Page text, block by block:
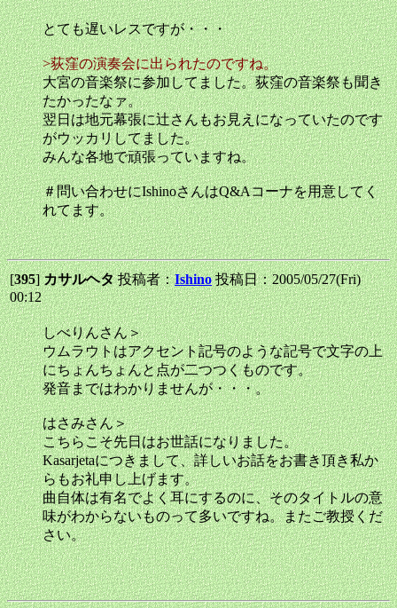
とても遅いレスですが・・・
>荻窪の演奏会に出られたのですね。
大宮の音楽祭に参加してました。荻窪の音楽祭も聞き
たかったなァ。
翌日は地元幕張に辻さんもお見えになっていたのです
がウッカリしてました。
みんな各地で頑張っていますね。
＃問い合わせにIshinoさんはQ&Aコーナを用意してく
れてます。
[395]カサルヘタ投稿者：Ishino 投稿日：2005/05/27(Fri)
00:12
しべりんさん＞
ウムラウトはアクセント記号のような記号で文字の上
にちょんちょんと点が二つつくものです。
発音まではわかりませんが・・・。
はさみさん＞
こちらこそ先日はお世話になりました。
Kasarjetaにつきまして、詳しいお話をお書き頂き私か
らもお礼申し上げます。
曲自体は有名でよく耳にするのに、そのタイトルの意
味がわからないものって多いですね。またご教授くだ
さい。